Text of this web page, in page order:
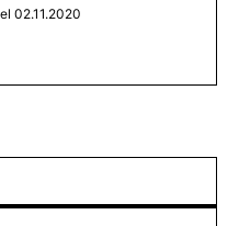
02.11.2020